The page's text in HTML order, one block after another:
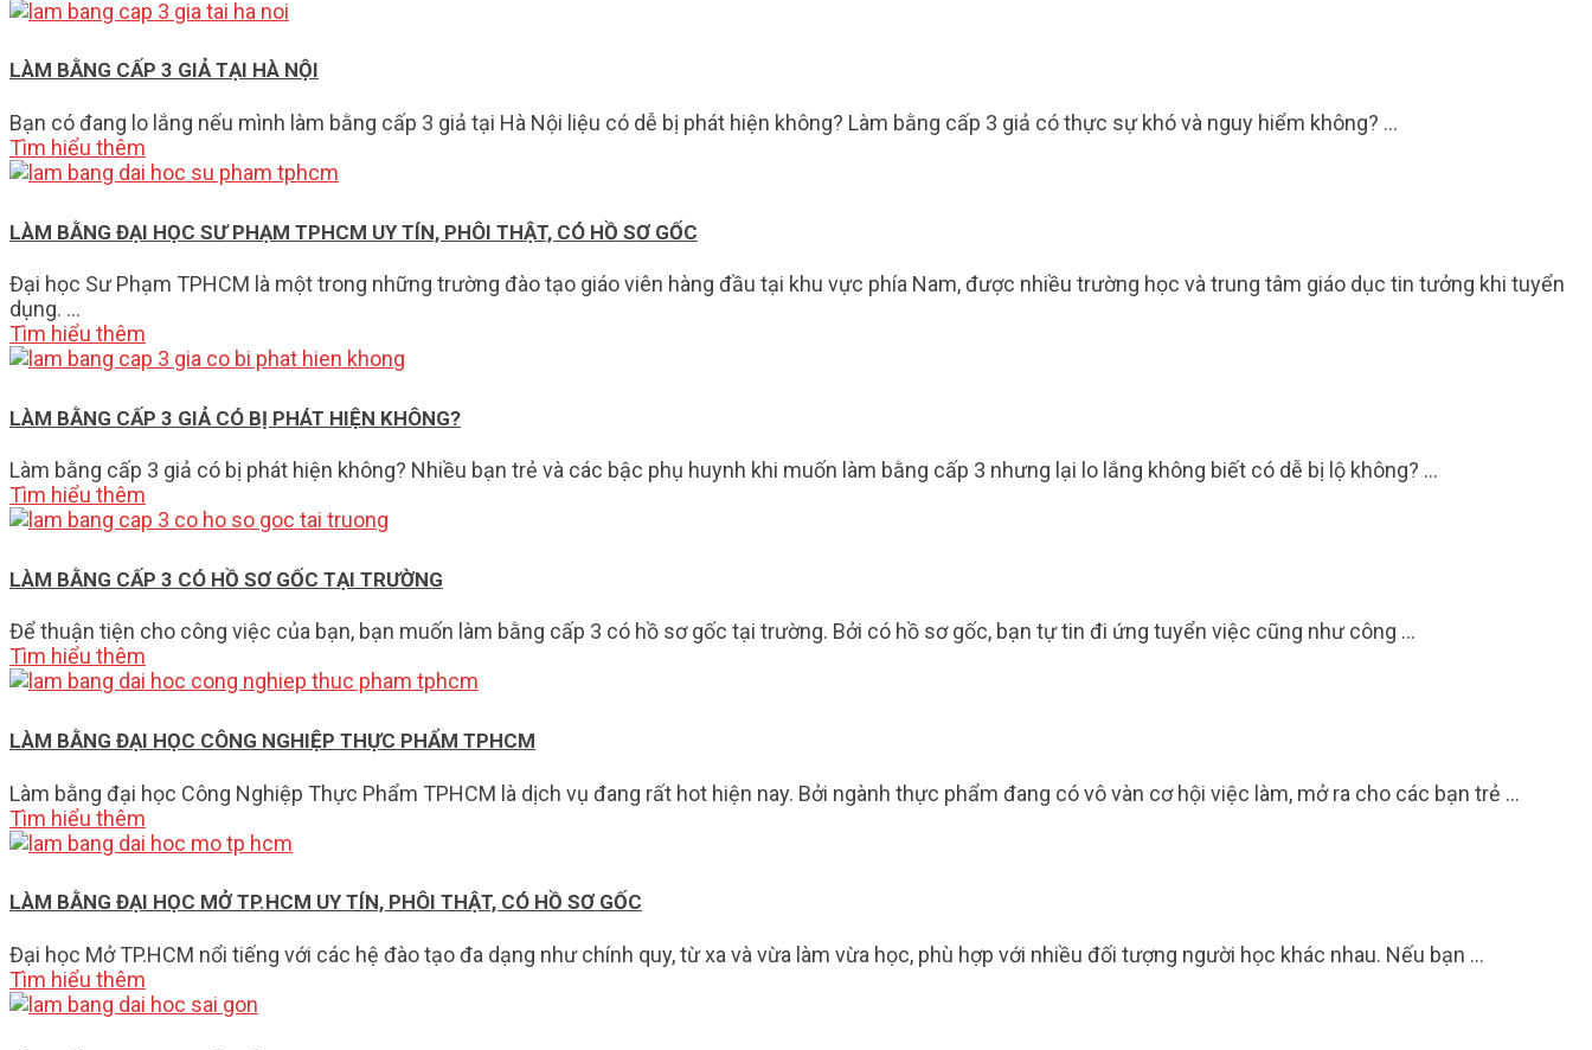
LÀM BẰNG CẤP 3 GIẢ TẠI HÀ NỘI
Bạn có đang lo lắng nếu mình làm bằng cấp 3 giả tại Hà Nội liệu có dễ bị phát hiện không? Làm bằng cấp 3 giả có thực sự khó và nguy hiểm không? …
Tìm hiểu thêm
LÀM BẰNG ĐẠI HỌC SƯ PHẠM TPHCM UY TÍN, PHÔI THẬT, CÓ HỒ SƠ GỐC
Đại học Sư Phạm TPHCM là một trong những trường đào tạo giáo viên hàng đầu tại khu vực phía Nam, được nhiều trường học và trung tâm giáo dục tin tưởng khi tuyển
dụng. …
Tìm hiểu thêm
LÀM BẰNG CẤP 3 GIẢ CÓ BỊ PHÁT HIỆN KHÔNG?
Làm bằng cấp 3 giả có bị phát hiện không? Nhiều bạn trẻ và các bậc phụ huynh khi muốn làm bằng cấp 3 nhưng lại lo lắng không biết có dễ bị lộ không? …
Tìm hiểu thêm
LÀM BẰNG CẤP 3 CÓ HỒ SƠ GỐC TẠI TRƯỜNG
Để thuận tiện cho công việc của bạn, bạn muốn làm bằng cấp 3 có hồ sơ gốc tại trường. Bởi có hồ sơ gốc, bạn tự tin đi ứng tuyển việc cũng như công …
Tìm hiểu thêm
LÀM BẰNG ĐẠI HỌC CÔNG NGHIỆP THỰC PHẨM TPHCM
Làm bằng đại học Công Nghiệp Thực Phẩm TPHCM là dịch vụ đang rất hot hiện nay. Bởi ngành thực phẩm đang có vô vàn cơ hội việc làm, mở ra cho các bạn trẻ …
Tìm hiểu thêm
LÀM BẰNG ĐẠI HỌC MỞ TP.HCM UY TÍN, PHÔI THẬT, CÓ HỒ SƠ GỐC
Đại học Mở TP.HCM nổi tiếng với các hệ đào tạo đa dạng như chính quy, từ xa và vừa làm vừa học, phù hợp với nhiều đối tượng người học khác nhau. Nếu bạn …
Tìm hiểu thêm